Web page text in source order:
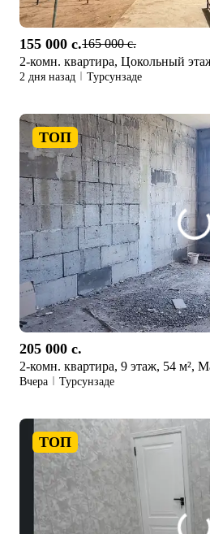
155 000 c.165 000 c.
2-комн. квартира, Цокольный
2 дня назад Турсунзаде
ТОП
205 000 c.
2-комн. квартира, 9 этаж, 54 м²,
Вчера Турсунзаде
ТОП